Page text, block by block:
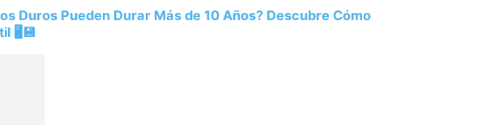
Duros Pueden Durar Más de 10 Años? Descubre Cómo
🖥️💾